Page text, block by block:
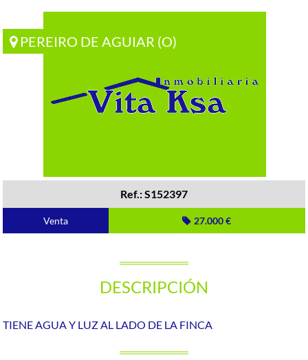
PEREIRO DE AGUIAR (O)
Ref.: S152397
Venta 27.000 €
DESCRIPCIÓN
TIENE AGUA Y LUZ AL LADO DE LA FINCA